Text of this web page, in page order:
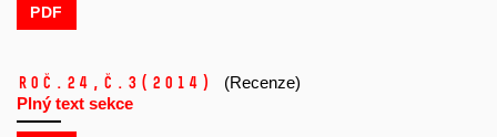
PDF
Roč.24, č.3 (2014)
(Recenze)
Plný text sekce